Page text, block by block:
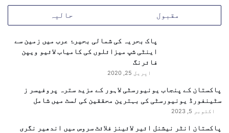
مستقبل میں عالمی کانفرنسوں میں پاکستان کا کردار
مزید اہم اور فعال ہوگا۔
پنجاب کے ماحولیاتی اقدامات کو عالمی سطح پر پذیرائی
ملنا اس بات کا ثبوت ہے کہ صوبہ موسمیاتی تبدیلی کے
کو مستقبل کا ماحولیاتی محافظ بنانے کے لیے سنجیدہ
اور عملی اقدامات کر رہا ہے۔
مقبول حالیہ
پاک بحریہ کی شمالی بحیرۂ عرب میں زمین سے
اینٹی شپ میزائلوں کی کامیاب لائیو ویپن
فائرنگ
اپریل 25, 2020
پاکستان کے پنجاب یونیورسٹی لاہور کے مزید سترہ پروفیسر ز
سٹینفورڈ یونیورسٹی کی بہترین محققین کی لسٹ میں شامل
اکتوبر 5, 2023
پاکستان انٹر نیشنل ائیر لائینز فلائٹ سروس میں اندھیر نگری